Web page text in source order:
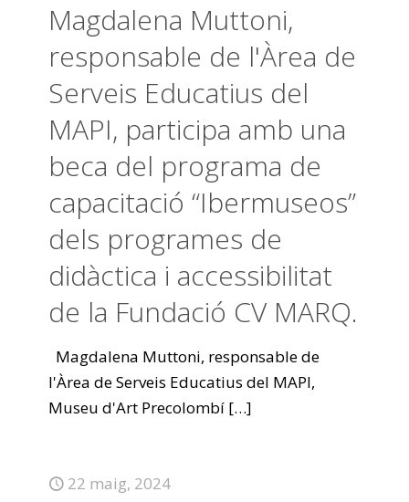
Magdalena Muttoni,
responsable de l'Àrea de
Serveis Educatius del
MAPI, participa amb una
beca del programa de
capacitació “Ibermuseos”
dels programes de
didàctica i accessibilitat
de la Fundació CV MARQ.
Magdalena Muttoni, responsable de
l'Àrea de Serveis Educatius del MAPI,
Museu d'Art Precolombí […]
22 maig, 2024